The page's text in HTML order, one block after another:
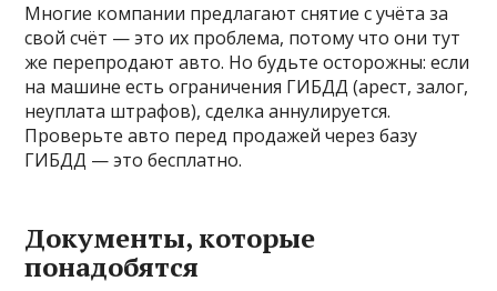
Многие компании предлагают снятие с учёта за
свой счёт — это их проблема, потому что они тут
же перепродают авто. Но будьте осторожны: если
на машине есть ограничения ГИБДД (арест, залог,
неуплата штрафов), сделка аннулируется.
Проверьте авто перед продажей через базу
ГИБДД — это бесплатно.
Документы, которые
понадобятся